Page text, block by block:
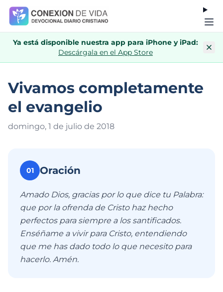
Ya está disponible nuestra app para iPhone y iPad:
Descárgala en el App Store
Vivamos completamente
el evangelio
domingo, 1 de julio de 2018
01 Oración
Amado Dios, gracias por lo que dice tu Palabra:
que por la ofrenda de Cristo haz hecho
perfectos para siempre a los santificados.
Enséñame a vivir para Cristo, entendiendo
que me has dado todo lo que necesito para
hacerlo. Amén.